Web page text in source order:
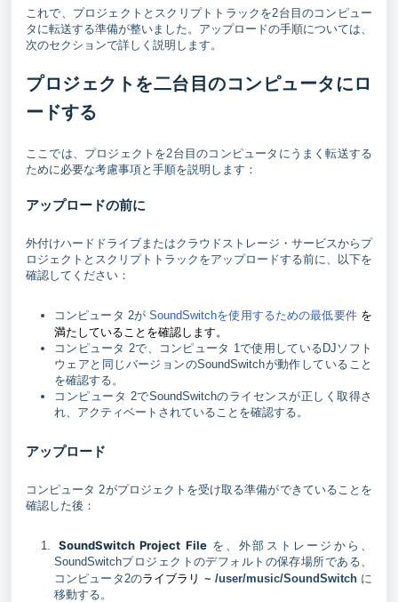
これで、プロジェクトとスクリプトトラックを2台目のコンピュー
タに転送する準備が整いました。アップロードの手順については、
次のセクションで詳しく説明します。
プロジェクトを二台目のコンピュータにロ
ードする
ここでは、プロジェクトを2台目のコンピュータにうまく転送する
ために必要な考慮事項と手順を説明します：
アップロードの前に
外付けハードドライブまたはクラウドストレージ・サービスからプ
ロジェクトとスクリプトトラックをアップロードする前に、以下を
確認してください：
コンピュータ 2がSoundSwitchを使用するための最低要件 を
満たしていることを確認します。
コンピュータ 2で、コンピュータ 1で使用しているDJソフト
ウェアと同じバージョンのSoundSwitchが動作していること
を確認する。
コンピュータ 2でSoundSwitchのライセンスが正しく取得さ
れ、アクティベートされていることを確認する。
アップロード
コンピュータ 2がプロジェクトを受け取る準備ができていることを
確認した後：
SoundSwitch Project Fileを、外部ストレージから、
SoundSwitchプロジェクトのデフォルトの保存場所である、
コンピュータ2のライブラリ ~ /user/music/SoundSwitch に
移動する。